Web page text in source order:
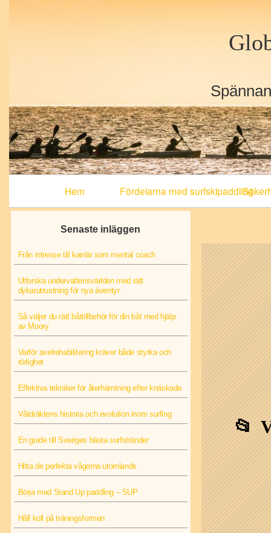
Navigation
Hem Fördelarna med surfskipaddling
Senaste inläggen
Från intresse till karriär som mental coach
Utforska undervattensvärlden med rätt
dykarutrustning för nya äventyr
Så väljer du rätt båttillbehör för din båt med hjälp
av Moory
Varför axelrehabilitering kräver både styrka och
rörlighet
Effektiva tekniker för återhämtning efter knäskada
Våtdräktens historia och evolution inom surfing
En guide till Sveriges bästa surfstränder
Hitta de perfekta vågorna utomlands
Börja med Stand Up paddling – SUP
Håll koll på träningsformen